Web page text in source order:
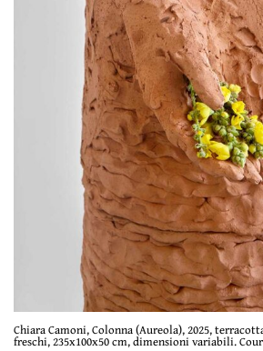
Chiara Camoni, Colonna (Aureola), 2025,
freschi, 235x100x50 cm, dimensioni variabili.